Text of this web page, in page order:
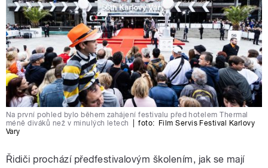
Na první pohled bylo během zahájení festivalu před hotelem Thermal
méně diváků než v minulých letech
foto:
Film Servis Festival Karlovy
Vary
Řidiči prochází předfestivalovým školením, jak se mají